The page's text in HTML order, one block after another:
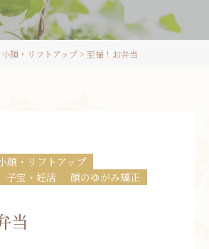
問い合わせ
小顔・リフトアップ> 至福！お弁当
顔・リフトアップ
子宝・妊活
顔のゆがみ矯正
当